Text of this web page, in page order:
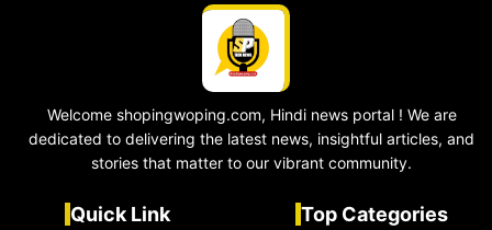
Welcome shopingwoping.com, Hindi news portal ! We are
dedicated to delivering the latest news, insightful articles, and
stories that matter to our vibrant community.
Quick Link Top Categories